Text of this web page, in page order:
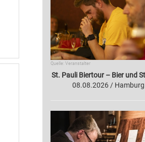
Quelle: Veranstalter
St. Pauli Biertour – Bier und
08.08.2026 / Hamburg